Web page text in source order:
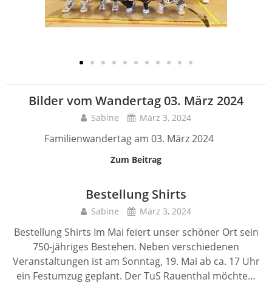
Bilder vom Wandertag 03. März 2024
Sabine März 3, 2024
Familienwandertag am 03. März 2024
Zum Beitrag
Bestellung Shirts
Sabine März 3, 2024
Bestellung Shirts Im Mai feiert unser schöner Ort sein
750-jähriges Bestehen. Neben verschiedenen
Veranstaltungen ist am Sonntag, 19. Mai ab ca. 17 Uhr
ein Festumzug geplant. Der TuS Rauenthal möchte…